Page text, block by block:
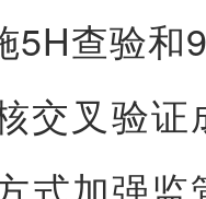
5H查验和
交叉验证